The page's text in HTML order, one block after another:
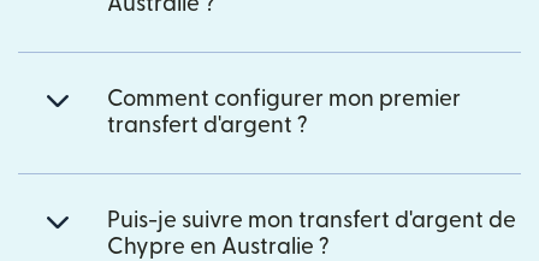
Comment configurer mon premier
transfert d'argent ?
Puis-je suivre mon transfert d'argent de
Chypre en Australie ?